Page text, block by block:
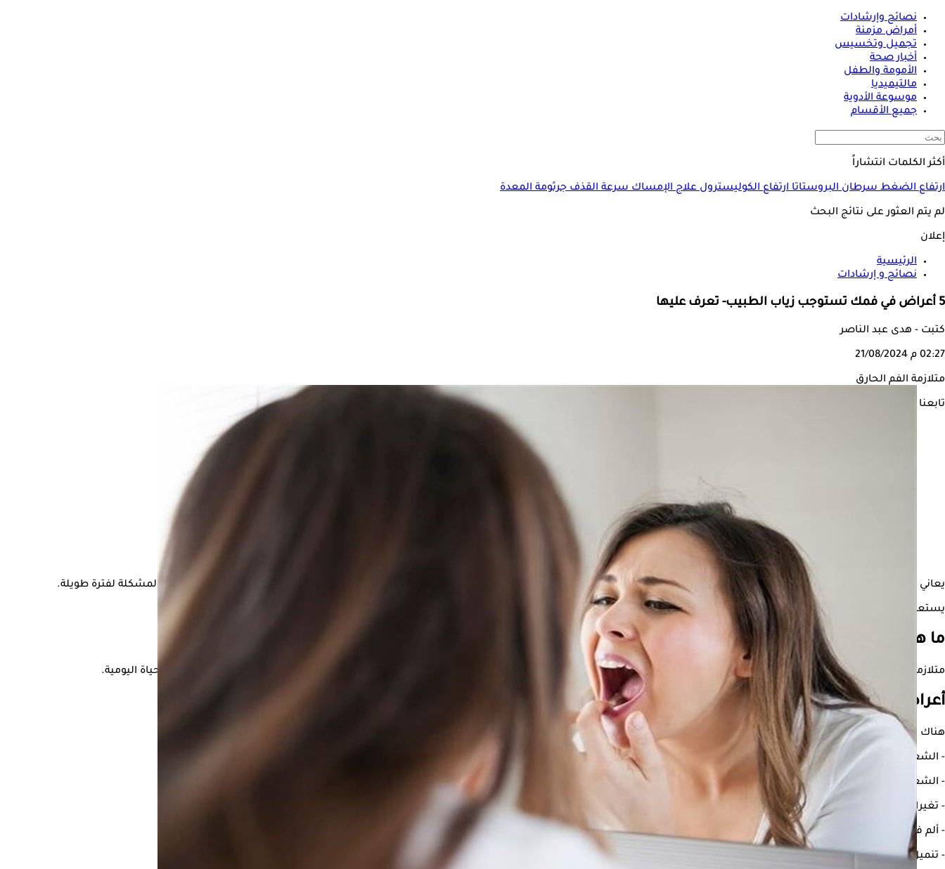
نصائح وإرشادات
أمراض مزمنة
تجميل وتخسيس
أخبار صحة
الأمومة والطفل
مالتيميديا
موسوعة الأدوية
جميع الأقسام
أكثر الكلمات انتشاراً
ارتفاع الضغطسرطان البروستاتاارتفاع الكوليسترولعلاج الإمساكسرعة القذفجرثومة المعدة
لم يتم العثور على نتائج البحث
إعلان
الرئيسية
نصائح و إرشادات
5 أعراض في فمك تستوجب زياب الطبيب- تعرف عليها
كتبت - هدى عبد الناصر
02:27 م 21/08/2024
متلازمة الفم الحارق
تابعنا على
يعاني بعض الأشخاص من متلازمة الفم الحارق، مما يتسبب في ظهور أعراض مزعجة يمكن أن تؤثر على الحياة اليومية، وعادة ما يستوجب ذلك عناية طبية، خاصة إذا استمرت المشكلة لفترة طويلة.
يستعرض "الكونسلتو" في التقرير التالي كل ما يتعلق بمتلازمة الفم الحارق، وفقًا لما ذكره موقع "Web md".
ما هي متلازمة الفم الحارق؟
متلازمة الفم الحارق هي حالة طبية تسبب الشعور المستمر بحرقان في الفم، دون وجود سبب واضح أو جرح ظاهر، وبالتالي يتسبب هذا الشعور في الانزعاج والتأثير سلبًا على الحياة اليومية.
أعراض متلازمة الفم الحارق
هناك العديد من الأعراض التي تشير إلى الإصابة بمتلازمة الفم الحارق من بينها:
- الشعور بالحرقان، وهو العرض الأكثر شيوعًا، قد يكون خفيفًا أو شديدًا.
- الشعور بالعطش المستمر وقلة اللعاب.
- تغيرات في حاسة التذوق.
- ألم في الفم.
- تنميل في الفم واللسان.